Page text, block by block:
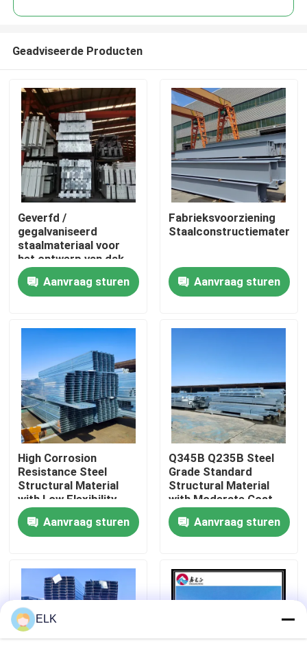
Huis
Producten
Over ons
Fabriekstocht
Kwaliteitscontrole
Neem contact met ons op
Nieuws
Vraag een offerte
Staalconstructie magazijn
Geadviseerde Producten
Geverfd /
gegalvaniseerd
staalmateriaal voor
het ontwerp van dak-
en muurbouten
Aanvraag sturen
Fabrieksvoorziening
Staalconstructiemateriaal
Aanvraag sturen
High Corrosion
Resistance Steel
Structural Material
with Low Flexibility
and High Fire
Resistance
Aanvraag sturen
Q345B Q235B Steel
Grade Standard
Structural Material
with Moderate Cost
Aanvraag sturen
ELK